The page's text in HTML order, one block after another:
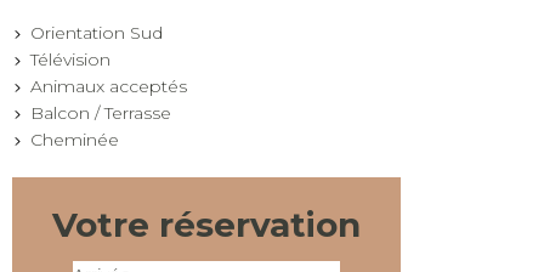
Orientation Sud
Télévision
Animaux acceptés
Balcon / Terrasse
Cheminée
Votre réservation